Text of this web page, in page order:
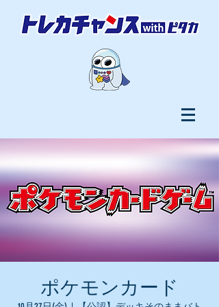
ポケモンカード